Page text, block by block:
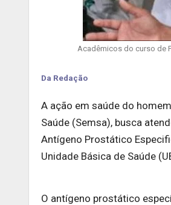
Acadêmicos do curso de
Da Redação
A ação em saúde do
Saúde (Semsa), busca
Antígeno Prostático
Unidade Básica de Saúde
O antígeno prostático